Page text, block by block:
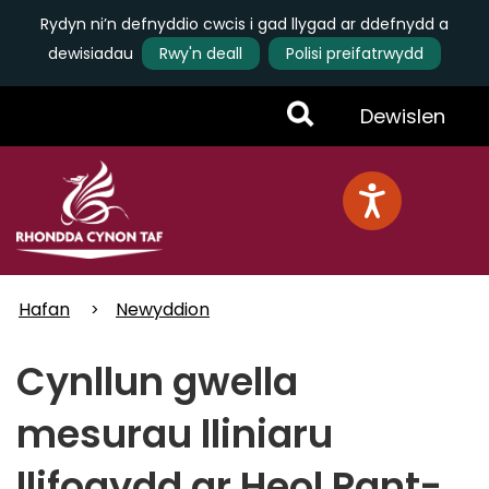
Rydyn ni’n defnyddio cwcis i gad llygad ar ddefnydd a
dewisiadau
Rwy'n deall
Polisi preifatrwydd
Toggle
Menu
Dewislen
Hafan Newyddion
Cynllun gwella
mesurau lliniaru